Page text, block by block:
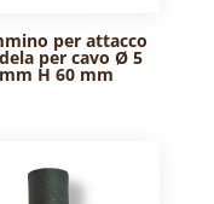
per attacco
per cavo Ø 5
mm H 60 mm